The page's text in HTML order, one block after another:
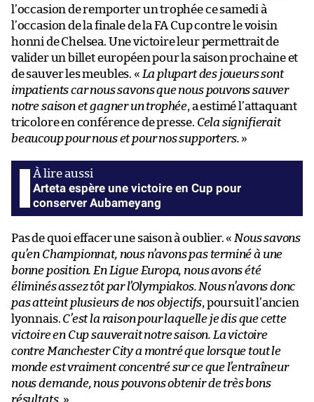
l’occasion de remporter un trophée ce samedi à
l’occasion de la finale de la FA Cup contre le voisin
honni de Chelsea. Une victoire leur permettrait de
valider un billet européen pour la saison prochaine et
de sauver les meubles. « La plupart des joueurs sont
impatients car nous savons que nous pouvons sauver
notre saison et gagner un trophée, a estimé l’attaquant
tricolore en conférence de presse. Cela signifierait
beaucoup pour nous et pour nos supporters. »
Arteta espère une victoire en Cup pour
conserver Aubameyang
Pas de quoi effacer une saison à oublier. « Nous savons
qu’en Championnat, nous n’avons pas terminé à une
bonne position. En Ligue Europa, nous avons été
éliminés assez tôt par l’Olympiakos. Nous n’avons donc
pas atteint plusieurs de nos objectifs, poursuit l’ancien
lyonnais. C’est la raison pour laquelle je dis que cette
victoire en Cup sauverait notre saison. La victoire
contre Manchester City a montré que lorsque tout le
monde est vraiment concentré sur ce que l’entraîneur
nous demande, nous pouvons obtenir de très bons
résultats. »